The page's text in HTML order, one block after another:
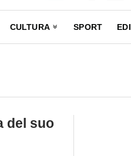
CULTURA SPORT
del suo